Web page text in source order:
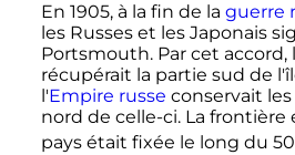
En 1905, à la fin de la guerre
les Russes et les Japonais
Portsmouth. Par cet accord,
récupérait la partie sud de
l'Empire russe conservait
nord de celle-ci. La frontière
pays était fixée le long du 50